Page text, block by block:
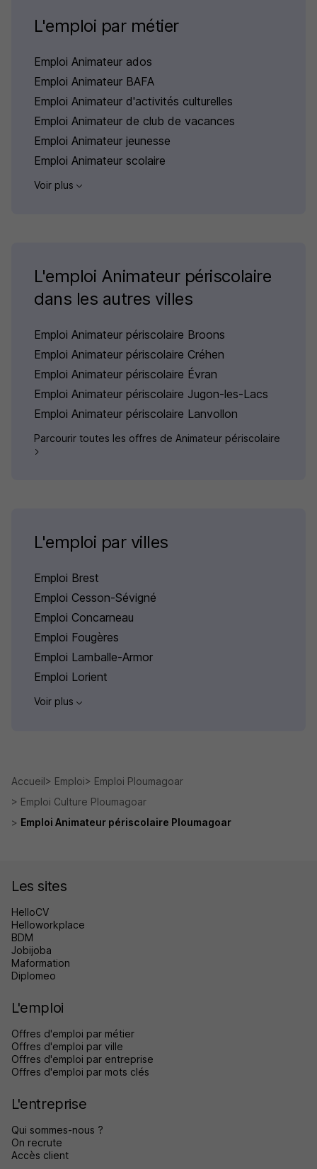
L'emploi par métier
Emploi Animateur ados
Emploi Animateur BAFA
Emploi Animateur d'activités culturelles
Emploi Animateur de club de vacances
Emploi Animateur jeunesse
Emploi Animateur scolaire
Voir plus
L'emploi Animateur périscolaire
dans les autres villes
Emploi Animateur périscolaire Broons
Emploi Animateur périscolaire Créhen
Emploi Animateur périscolaire Évran
Emploi Animateur périscolaire Jugon-les-Lacs
Emploi Animateur périscolaire Lanvollon
Parcourir toutes les offres de Animateur périscolaire
L'emploi par villes
Emploi Brest
Emploi Cesson-Sévigné
Emploi Concarneau
Emploi Fougères
Emploi Lamballe-Armor
Emploi Lorient
Voir plus
Accueil Emploi
Emploi Ploumagoar
Emploi Culture Ploumagoar
Emploi Animateur périscolaire Ploumagoar
Les sites
HelloCV
Helloworkplace
BDM
Jobijoba
Maformation
Diplomeo
L'emploi
Offres d'emploi par métier
Offres d'emploi par ville
Offres d'emploi par entreprise
Offres d'emploi par mots clés
L'entreprise
Qui sommes-nous ?
On recrute
Accès client